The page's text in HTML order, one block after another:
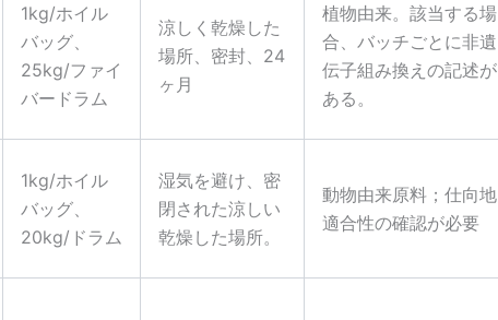
1kg/ホイル
バッグ、
25kg/ファイ
バードラム
涼しく乾燥した
場所、密封、24
ヶ月
植物由来。該当する場
合、バッチごとに非遺
伝子組み換えの記述が
ある。
1kg/ホイル
バッグ、
20kg/ドラム
湿気を避け、密
閉された涼しい
乾燥した場所。
動物由来原料；仕向地
適合性の確認が必要